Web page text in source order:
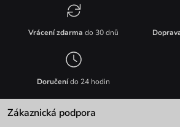
Vrácení zdarma do 30 dnů
Doručenído 24 hodin
Zákaznická podpora